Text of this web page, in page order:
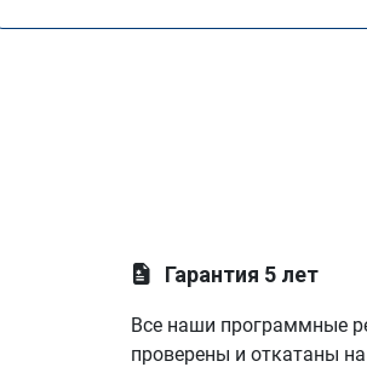
Гарантия 5 лет
Все наши программные
проверены и откатаны